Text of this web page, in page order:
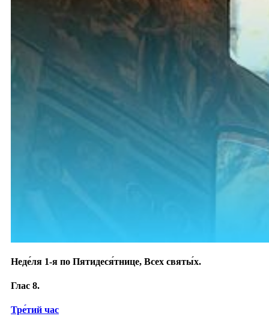
Неде́ля 1-я по Пятидеся́тнице, Всех святы́х.
Глас 8.
Тре́тий час